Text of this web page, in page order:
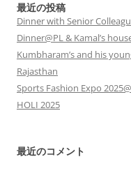
最近の投稿
Dinner with Senior
Dinner@PL & Kamal’s
Kumbharam’s and his
Rajasthan
Sports Fashion Expo
HOLI 2025
最近のコメント